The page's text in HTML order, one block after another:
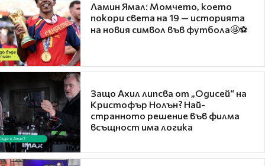
Ламин Ямал: Момчето, което
покори света на 19 — историята
на новия символ във футбола🤩⚽
Защо Ахил липсва от „Одисей“ на
Кристофър Нолън? Най-
странното решение във филма
всъщност има логика